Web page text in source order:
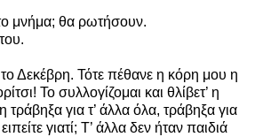
μνήμα; θα ρωτήσουν.
Δεκέβρη. Τότε πέθανε η κόρη μου η
Το συλλογίζομαι και θλίβετ’ η
για τ’ άλλα όλα, τράβηξα για
γιατί; Τ’ άλλα δεν ήταν παιδιά